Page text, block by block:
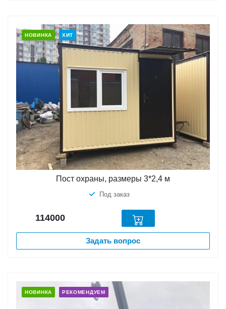
НОВИНКА ХИТ
Пост охраны, размеры 3*2,4 м
Под заказ
114000
Задать вопрос
НОВИНКА РЕКОМЕНДУЕМ